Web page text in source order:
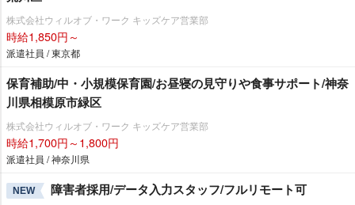
株式会社ウィルオブ・ワーク キッズケア営業部
時給1,850円～
派遣社員 / 東京都
保育補助/中・小規模保育園/お昼寝の見守りや食事サポート/神奈
川県相模原市緑区
株式会社ウィルオブ・ワーク キッズケア営業部
時給1,700円～1,800円
派遣社員 / 神奈川県
NEW 障害者採用/データ入力スタッフ/フルリモート可